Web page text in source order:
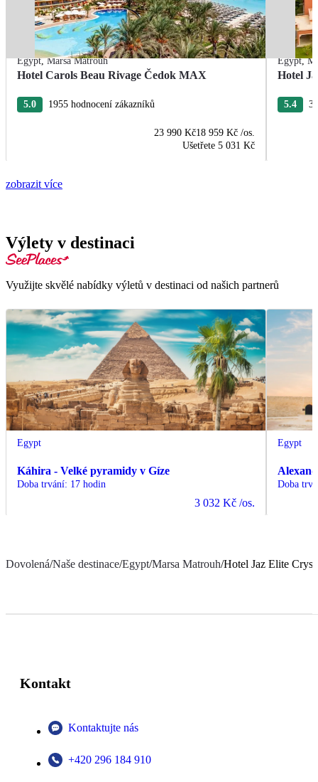
Egypt,Marsa Matrouh
Hotel Carols Beau Rivage Čedok MAX
5.0 1955 hodnocení zákazníků
23 990 Kč18 959 Kč /os.
Ušetřete 5 031 Kč
Egypt,
Hotel
5.4
zobrazit více
Výlety v destinaci
Využijte skvělé nabídky výletů v destinaci od našich partnerů
Egypt
Káhira - Velké pyramidy v Gíze
Doba trvání: 17 hodin
3 032 Kč /os.
Egypt
Doba
Dovolená/Naše destinace/Egypt/Marsa Matrouh/Hotel Jaz Elite
Kontakt
Kontaktujte nás
+420 296 184 910